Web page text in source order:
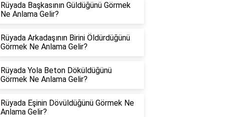
Rüyada Başkasının Güldüğünü Görmek
Ne Anlama Gelir?
Rüyada Arkadaşının Birini Öldürdüğünü
Görmek Ne Anlama Gelir?
Rüyada Yola Beton Döküldüğünü
Görmek Ne Anlama Gelir?
Rüyada Eşinin Dövüldüğünü Görmek Ne
Anlama Gelir?